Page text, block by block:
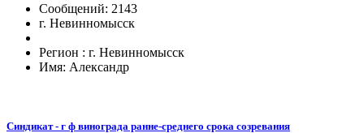
Сообщений: 2143
г. Невинномысск
Регион : г. Невинномысск
Имя: Александр
Синдикат - г ф винограда ранне-среднего срока созревания